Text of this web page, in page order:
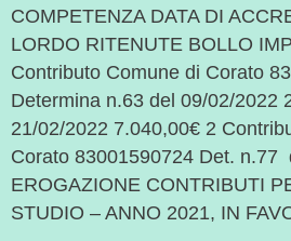
COMPETENZA DATA DI
LORDO RITENUTE BOLLO
Contributo Comune di Corato
Determina n.63 del 09/02/2022
21/02/2022 7.040,00€ 2
Corato 83001590724 Det. n.77
EROGAZIONE CONTRIBUTI
STUDIO – ANNO 2021, IN